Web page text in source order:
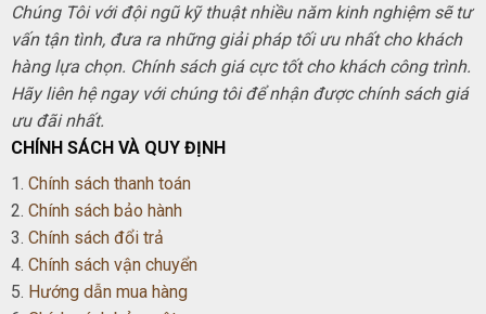
Chúng Tôi với đội ngũ kỹ thuật nhiều năm kinh nghiệm sẽ tư
vấn tận tình, đưa ra những giải pháp tối ưu nhất cho khách
hàng lựa chọn. Chính sách giá cực tốt cho khách công trình.
Hãy liên hệ ngay với chúng tôi để nhận được chính sách giá
ưu đãi nhất.
CHÍNH SÁCH VÀ QUY ĐỊNH
1. Chính sách thanh toán
2. Chính sách bảo hành
3. Chính sách đổi trả
4. Chính sách vận chuyển
5. Hướng dẫn mua hàng